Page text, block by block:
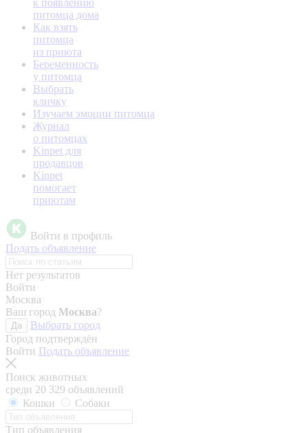
к появлению
питомца дома
Как взять
питомца
из приюта
Беременность
у питомца
Выбрать
кличку
Изучаем эмоции питомца
Журнал
о питомцах
Kinpet для
продавцов
Kinpet
помогает
приютам
Войти в профиль
Подать объявление
Нет результатов
Войти
Москва
Ваш город Москва?
Да
Выбрать город
Город подтверждён
Войти Подать объявление
Поиск животных
среди 20 329 объявлений
Кошки
Собаки
Тип объявления